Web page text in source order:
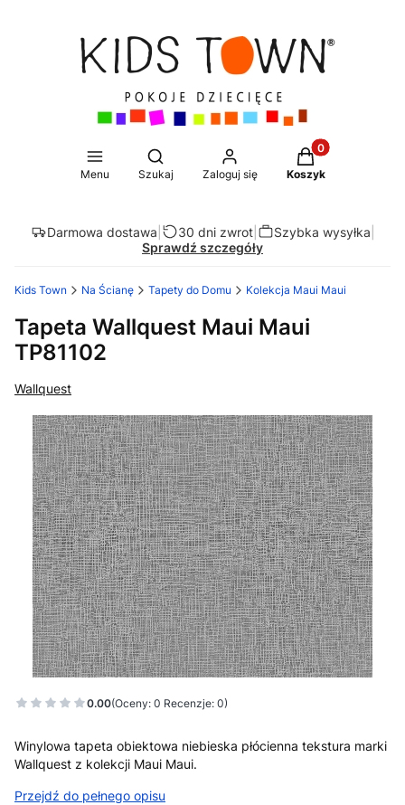
Menu
Otwórz wyszukiwarkę
Szukaj Zaloguj się
Produkty w
Koszyk
Darmowa dostawa 30 dni zwrot| Szybka wysyłka
Sprawdź szczegóły
Kids Town Na Ścianę Tapety do Domu Kolekcja Maui Maui
Tapeta Wallquest Maui Maui
TP81102
Wallquest
0.00(Oceny: 0 Recenzje: 0)
Winylowa tapeta obiektowa niebieska płócienna tekstura marki
Wallquest z kolekcji Maui Maui.
Przejdź do pełnego opisu